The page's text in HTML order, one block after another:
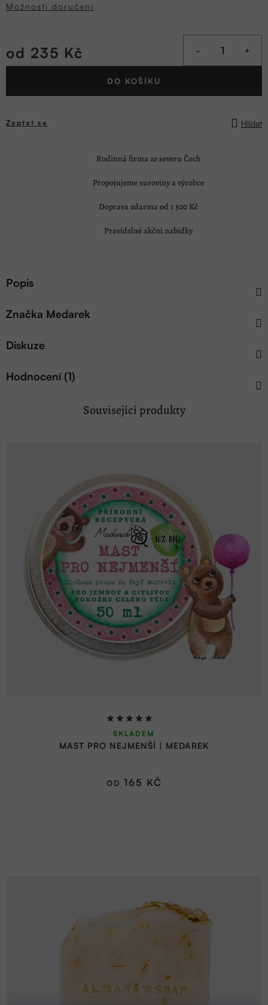
Možnosti doručení
od 235 Kč
Měrná
DO KOŠÍKU
Zeptat se Hlídat
Rodinná firma ze severu Čech
Propojujeme suroviny a výrobce
Doprava zdarma od 1 500 Kč
Pravidelné akční nabídky
Popis
Značka Medarek
Diskuze
Hodnocení (1)
Související produkty
MAST PRO NEJMENŠÍ | MEDAREK
Průměrné
hodnocení
produktu
SKLADEM
OD 165 KČ